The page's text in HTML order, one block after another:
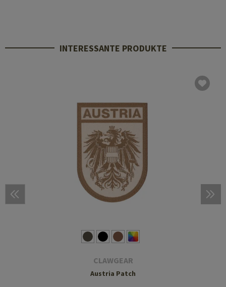
INTERESSANTE PRODUKTE
CLAWGEAR
Austria Patch